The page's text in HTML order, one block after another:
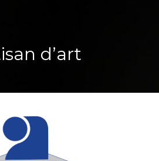
d’art